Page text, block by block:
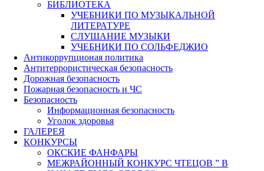
БИБЛИОТЕКА
УЧЕБНИКИ ПО МУЗЫКАЛЬНОЙ
ЛИТЕРАТУРЕ
СЛУШАНИЕ МУЗЫКИ
УЧЕБНИКИ ПО СОЛЬФЕДЖИО
Антикоррупционая политика
Антитеррористическая безопасность
Дорожная безопасность
Пожарная безопасность и ЧС
Безопасность
Информационная безопасность
Уголок здоровья
ГАЛЕРЕЯ
КОНКУРСЫ
ОКСКИЕ ФАНФАРЫ
МЕЖРАЙОННЫЙ КОНКУРС ЧТЕЦОВ ” В